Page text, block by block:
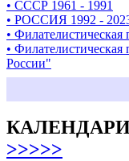
• СССР 1961 - 1991
• РОССИЯ 1992 -
•
•
России"
>>>>>